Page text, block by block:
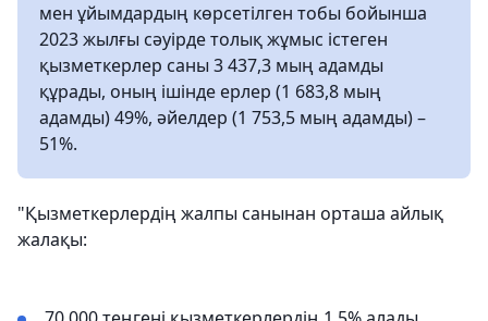
мен ұйымдардың көрсетілген тобы бойынша
2023 жылғы сәуірде толық жұмыс істеген
қызметкерлер саны 3 437,3 мың адамды
құрады, оның ішінде ерлер (1 683,8 мың
адамды) 49%, әйелдер (1 753,5 мың адамды) –
51%.
"Қызметкерлердің жалпы санынан орташа айлық
жалақы: